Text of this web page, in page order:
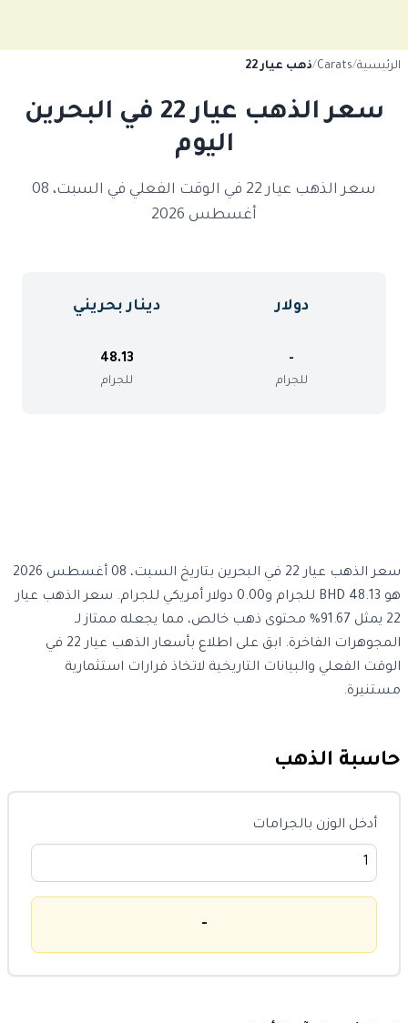
الرئيسية/
Carats
/ذهب عيار 22
سعر الذهب عيار 22 في البحرين
اليوم
سعر الذهب عيار 22 في الوقت الفعلي في السبت، 08
أغسطس 2026
دولار دينار بحريني
-
للجرام
48.13
للجرام
سعر الذهب عيار 22 في البحرين بتاريخ السبت، 08 أغسطس 2026
هو 48.13 BHD للجرام و0.00 دولار أمريكي للجرام. سعر الذهب عيار
22 يمثل 91.67% محتوى ذهب خالص، مما يجعله ممتاز لـ
المجوهرات الفاخرة. ابق على اطلاع بأسعار الذهب عيار 22 في
الوقت الفعلي والبيانات التاريخية لاتخاذ قرارات استثمارية
مستنيرة.
حاسبة الذهب
أدخل الوزن بالجرامات
-